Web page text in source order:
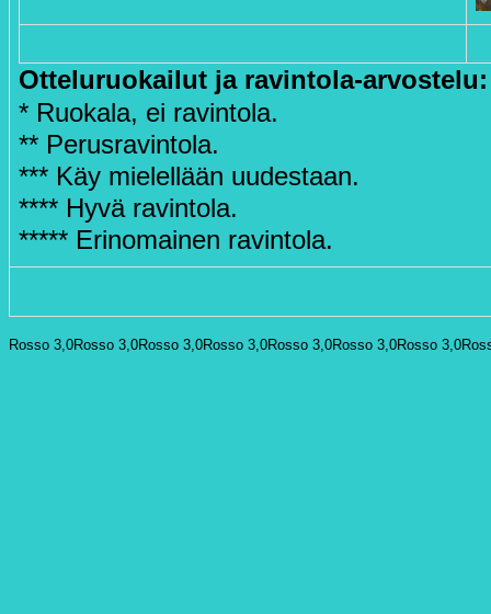
Otteluruokailut ja ravintola-arvostelu:
* Ruokala, ei ravintola.
** Perusravintola.
*** Käy mielellään uudestaan.
**** Hyvä ravintola.
***** Erinomainen ravintola.
Rosso 3,0Rosso 3,0Rosso 3,0Rosso 3,0Rosso 3,0Rosso 3,0Rosso 3,0